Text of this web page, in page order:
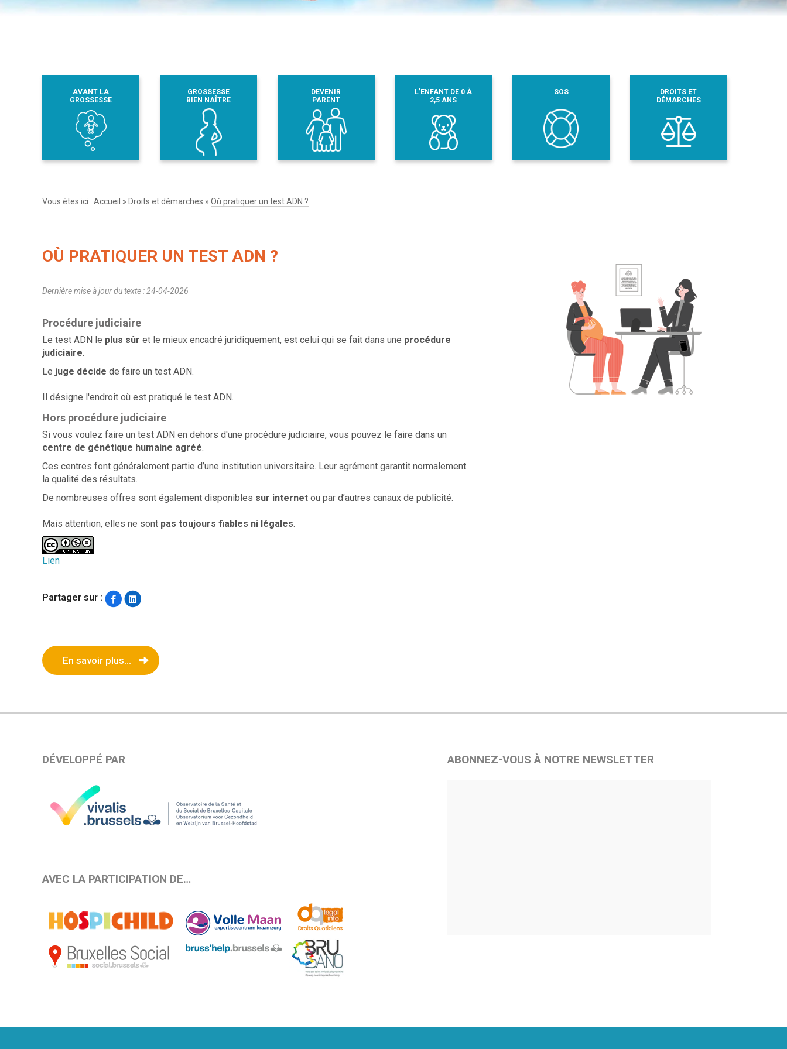
AVANT LA
GROSSESSE
GROSSESSE
BIEN NAÎTRE
DEVENIR
PARENT
L’ENFANT DE 0 À
2,5 ANS
SOS
DROITS ET
DÉMARCHES
Vous êtes ici : Accueil » Droits et démarches » Où pratiquer un test ADN ?
OÙ PRATIQUER UN TEST ADN ?
Dernière mise à jour du texte : 24-04-2026
Procédure judiciaire
Le test ADN le plus sûr et le mieux encadré juridiquement, est celui qui se fait dans une procédure
judiciaire.
Le juge décide de faire un test ADN.
Il désigne l'endroit où est pratiqué le test ADN.
Hors procédure judiciaire
Si vous voulez faire un test ADN en dehors d'une procédure judiciaire, vous pouvez le faire dans un
centre de génétique humaine agréé.
Ces centres font généralement partie d’une institution universitaire. Leur agrément garantit normalement
la qualité des résultats.
De nombreuses offres sont également disponibles sur internet ou par d’autres canaux de publicité.
Mais attention, elles ne sont pas toujours fiables ni légales.
Lien
Partager sur :
En savoir plus...
DÉVELOPPÉ PAR
AVEC LA PARTICIPATION DE…
ABONNEZ-VOUS À NOTRE NEWSLETTER